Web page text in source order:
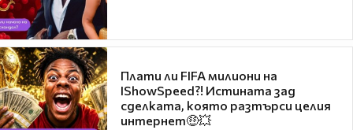
Плати ли FIFA милиони на
IShowSpeed?! Истината зад
сделката, която разтърси целия
интернет🤑💥